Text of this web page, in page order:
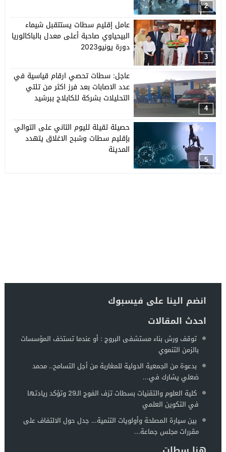
2
3
عامل إقليم سطات يستتقبل شيماء
البيحياوي صاحبة أعلى معدل بالباكالوريا
دورة يونيو2023
4
عاجل: سطات تحصي ارقام قياسية في
عدد الاصابات بعد فرز اكثر من تلتي
التحليلات بشركة للكابلاج ببرشيد
5
حصيلة ثقيلة لليوم الثاني على التوالي
بإقليم سطات وشبح الاغلاق يتهدد
المدينة
انضم الينا على فيسبوك
احدث المقالات
توقف ورش بناء مستشفى البروج : أو عندما تستخف المؤسسات
بالزمن التنموي
بدعوة من الجمعية الدولية للمغاربة من أجل التسامح.. محمد
ضعلي يشارك في...
كلية العلوم والتقنيات بسطات تزف الفوج الـ29 وتؤكد ريادتها
في التكوين العلمي
بين سيارة المصلحة وأولويات التنمية… جدل حول الالتفاف على
مقررات مجلس جماعة...